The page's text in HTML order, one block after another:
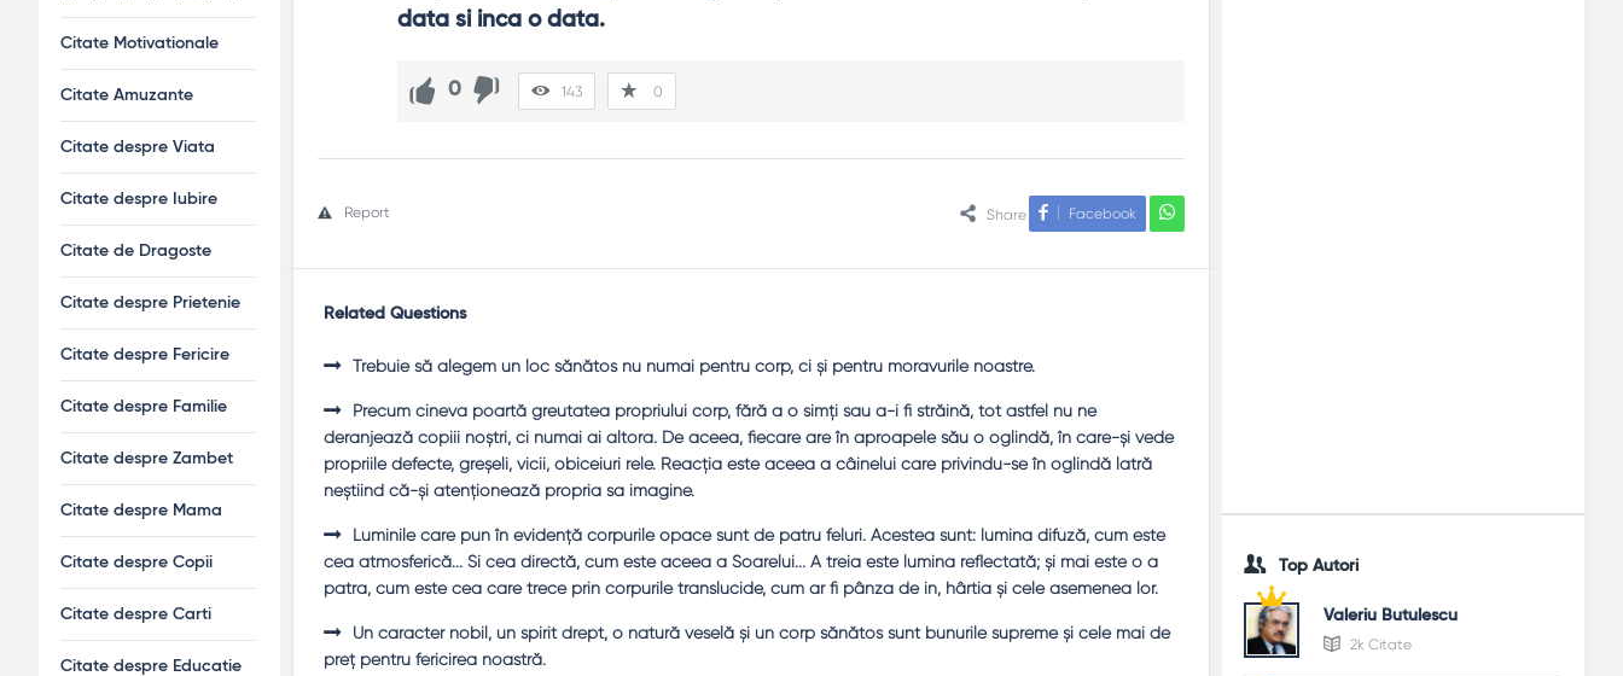
data si inca o data.
0 143 0
Share Facebook
Report
Related Questions
Trebuie să alegem un loc sănătos nu numai pentru corp, ci şi pentru moravurile noastre.
Precum cineva poartă greutatea propriului corp, fără a o simţi sau a-i fi străină, tot astfel nu ne
deranjează copiii noştri, ci numai ai altora. De aceea, fiecare are în aproapele său o oglindă, în care-şi vede
propriile defecte, greşeli, vicii, obiceiuri rele. Reacţia este aceea a câinelui care privindu-se în oglindă latră
neştiind că-şi atenţionează propria sa imagine.
Luminile care pun în evidenţă corpurile opace sunt de patru feluri. Acestea sunt: lumina difuză, cum este
cea atmosferică... Şi cea directă, cum este aceea a Soarelui... A treia este lumina reflectată; şi mai este o a
patra, cum este cea care trece prin corpurile translucide, cum ar fi pânza de in, hârtia şi cele asemenea lor.
Un caracter nobil, un spirit drept, o natură veselă şi un corp sănătos sunt bunurile supreme şi cele mai de
preţ pentru fericirea noastră.
Top Autori
Valeriu Butulescu
2k Citate
Citate Motivationale
Citate Amuzante
Citate despre Viata
Citate despre Iubire
Citate de Dragoste
Citate despre Prietenie
Citate despre Fericire
Citate despre Familie
Citate despre Zambet
Citate despre Mama
Citate despre Copii
Citate despre Carti
Citate despre Educatie